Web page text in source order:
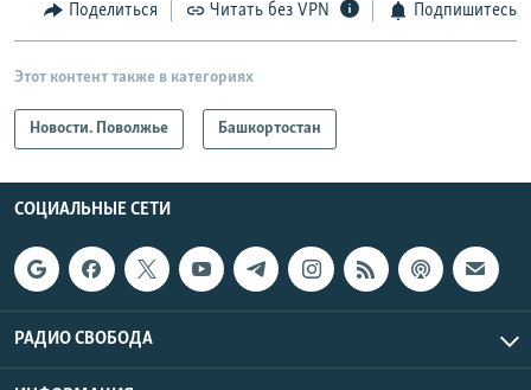
Поделиться Читать без VPN Подпишитесь
Этот контент также в категориях
Новости. Поволжье Башкортостан
СОЦИАЛЬНЫЕ СЕТИ
РАДИО СВОБОДА